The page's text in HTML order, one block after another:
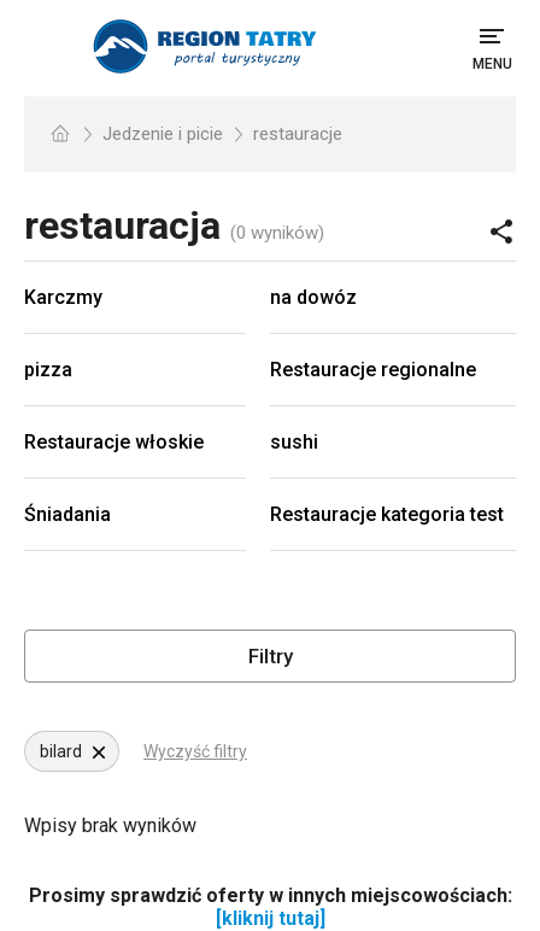
MENU
Jedzenie i picie restauracje
restauracja (0 wyników)
Karczmy na dowóz
pizza Restauracje regionalne
Restauracje włoskie sushi
Śniadania Restauracje kategoria test
Filtry
bilard Wyczyść filtry
Wpisy brak wyników
Prosimy sprawdzić oferty w innych miejscowościach:
[kliknij tutaj]